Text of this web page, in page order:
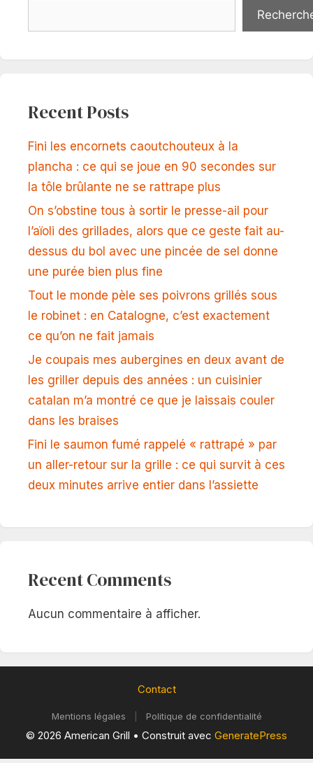
Recent Posts
Fini les encornets caoutchouteux à la
plancha : ce qui se joue en 90 secondes sur
la tôle brûlante ne se rattrape plus
On s’obstine tous à sortir le presse-ail pour
l’aïoli des grillades, alors que ce geste fait au-
dessus du bol avec une pincée de sel donne
une purée bien plus fine
Tout le monde pèle ses poivrons grillés sous
le robinet : en Catalogne, c’est exactement
ce qu’on ne fait jamais
Je coupais mes aubergines en deux avant de
les griller depuis des années : un cuisinier
catalan m’a montré ce que je laissais couler
dans les braises
Fini le saumon fumé rappelé « rattrapé » par
un aller-retour sur la grille : ce qui survit à ces
deux minutes arrive entier dans l’assiette
Recent Comments
Aucun commentaire à afficher.
Contact
Mentions légales Politique de confidentialité
© 2026 American Grill • Construit avec GeneratePress